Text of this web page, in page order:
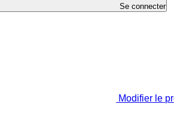
Se connecter
Modifier le